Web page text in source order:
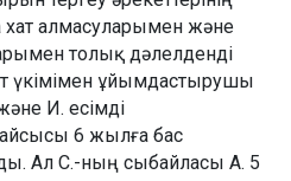
алмасуларымен және
толық дәлелденді
үкімімен ұйымдастырушы
И. есімді
6 жылға бас
Ал С.-ның сыбайласы А. 5